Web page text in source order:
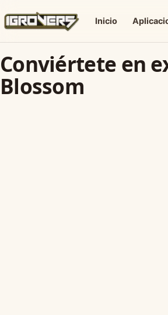
Inicio
Conviértete en
Blossom